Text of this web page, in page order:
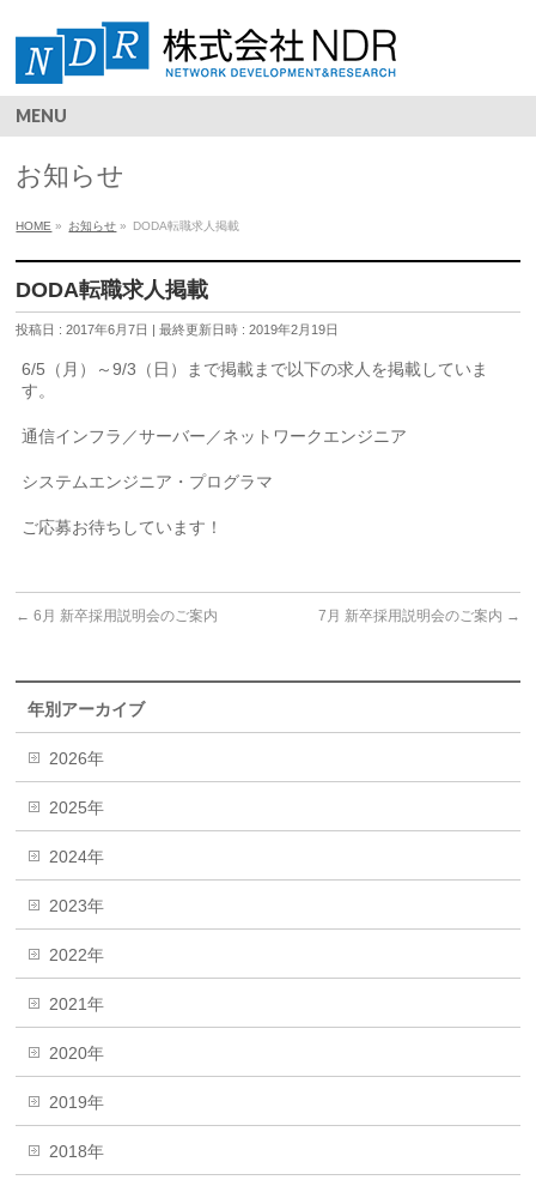
MENU
お知らせ
HOME » お知らせ » DODA転職求人掲載
DODA転職求人掲載
投稿日 : 2017年6月7日 最終更新日時 : 2019年2月19日
6/5（月）～9/3（日）まで掲載まで以下の求人を掲載していま
す。
通信インフラ／サーバー／ネットワークエンジニア
システムエンジニア・プログラマ
ご応募お待ちしています！
← 6月 新卒採用説明会のご案内 7月 新卒採用説明会のご案内 →
年別アーカイブ
2026年
2025年
2024年
2023年
2022年
2021年
2020年
2019年
2018年